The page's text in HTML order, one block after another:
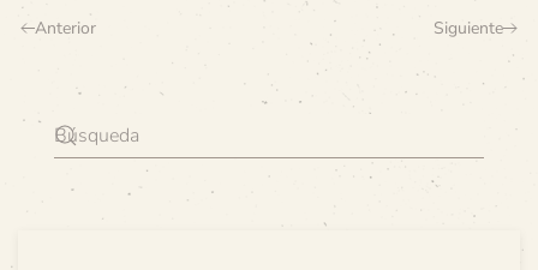
Anterior Siguiente